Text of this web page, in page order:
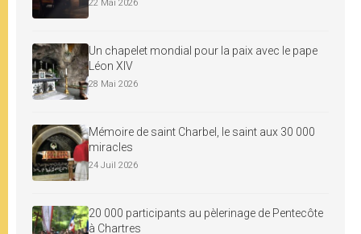
22 Mai 2026
Un chapelet mondial pour la paix avec le pape
Léon XIV
28 Mai 2026
Mémoire de saint Charbel, le saint aux 30 000
miracles
24 Juil 2026
20 000 participants au pèlerinage de Pentecôte
à Chartres